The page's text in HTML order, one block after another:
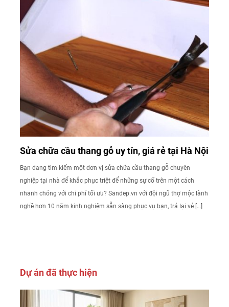
Sửa chữa cầu thang gỗ uy tín, giá rẻ tại Hà Nội
Bạn đang tìm kiếm một đơn vị sửa chữa cầu thang gỗ chuyên
nghiệp tại nhà để khắc phục triệt để những sự cố trên một cách
nhanh chóng với chi phí tối ưu? Sandep.vn với đội ngũ thợ mộc lành
nghề hơn 10 năm kinh nghiệm sẵn sàng phục vụ bạn, trả lại vẻ […]
Dự án đã thực hiện